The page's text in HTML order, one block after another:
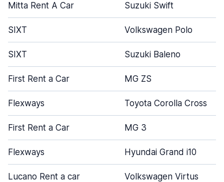
Mitta Rent A Car Suzuki Swift
SIXT Volkswagen Polo
SIXT Suzuki Baleno
First Rent a Car MG ZS
Flexways Toyota Corolla Cross
First Rent a Car MG 3
Flexways Hyundai Grand i10
Lucano Rent a car Volkswagen Virtus